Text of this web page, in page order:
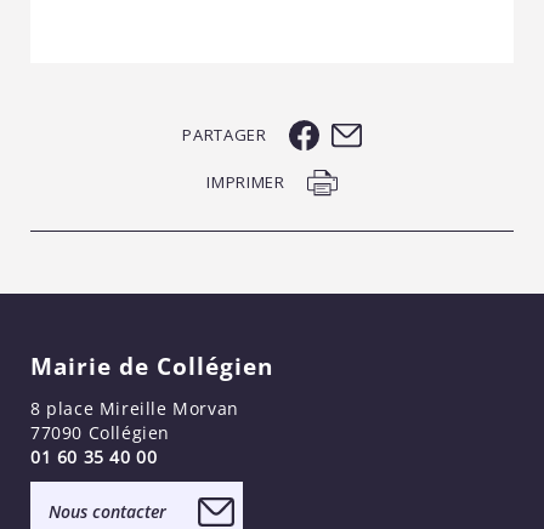
PARTAGER
IMPRIMER
Mairie de Collégien
8 place Mireille Morvan
77090 Collégien
01 60 35 40 00
Nous contacter